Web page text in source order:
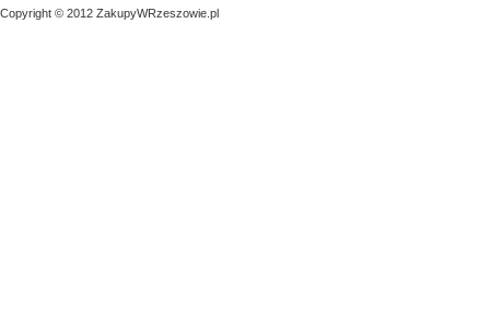
Copyright © 2012 ZakupyWRzeszowie.pl